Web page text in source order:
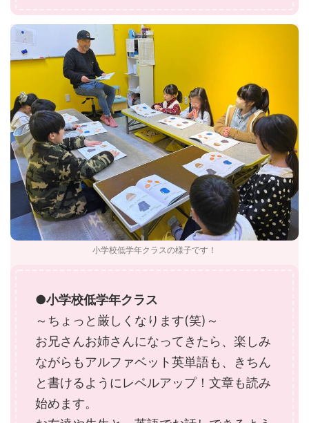
小学校低学年クラスの様子です！
●小学校低学年クラス
～ちょっと厳しくなります(笑)～
お兄さんお姉さんになってきたら、楽しみ
ながらもアルファベット英単語も、きちん
と書けるようにレベルアップ！文章も読み
始めます。